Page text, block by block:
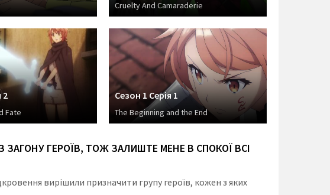
Cruelty And Camaraderie
2
Fate
Сезон 1 Серія 1
The Beginning and the End
ГЕРОЇВ, ТОЖ ЗАЛИШТЕ МЕНЕ В СПОКОЇ ВСІ
вирішили призначити групу героїв, кожен з яких